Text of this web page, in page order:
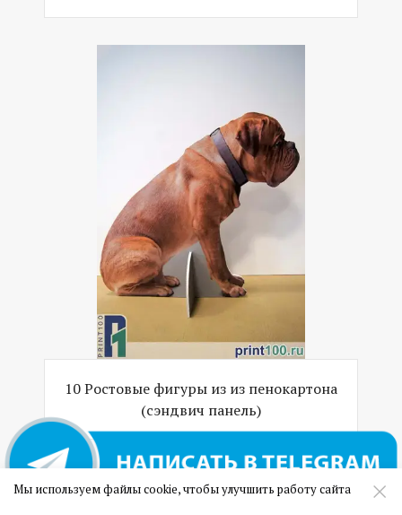
10 Ростовые фигуры из из пенокартона
(сэндвич панель)
Мы используем файлы cookie, чтобы улучшить работу сайта